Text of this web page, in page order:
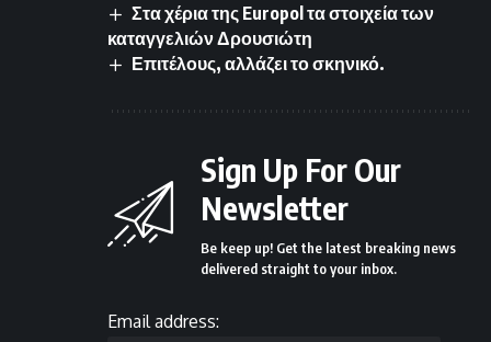
Στα χέρια της Europol τα στοιχεία των
καταγγελιών Δρουσιώτη
Επιτέλους, αλλάζει το σκηνικό.
Sign Up For Our
Newsletter
Be keep up! Get the latest breaking news
delivered straight to your inbox.
Email address: